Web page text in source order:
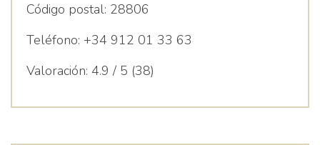
Código postal: 28806
Teléfono: +34 912 01 33 63
Valoración: 4.9 / 5 (38)